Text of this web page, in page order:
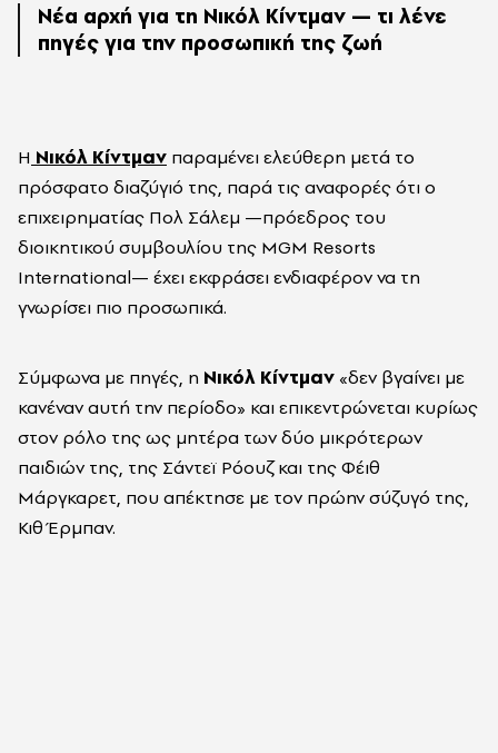
Νέα αρχή για τη Νικόλ Κίντμαν — τι λένε
πηγές για την προσωπική της ζωή
Η Νικόλ Κίντμαν παραμένει ελεύθερη μετά το
πρόσφατο διαζύγιό της, παρά τις αναφορές ότι ο
επιχειρηματίας Πολ Σάλεμ —πρόεδρος του
διοικητικού συμβουλίου της MGM Resorts
International— έχει εκφράσει ενδιαφέρον να τη
γνωρίσει πιο προσωπικά.
Σύμφωνα με πηγές, η Νικόλ Κίντμαν «δεν βγαίνει με
κανέναν αυτή την περίοδο» και επικεντρώνεται κυρίως
στον ρόλο της ως μητέρα των δύο μικρότερων
παιδιών της, της Σάντεϊ Ρόουζ και της Φέιθ
Μάργκαρετ, που απέκτησε με τον πρώην σύζυγό της,
Κιθ Έρμπαν.